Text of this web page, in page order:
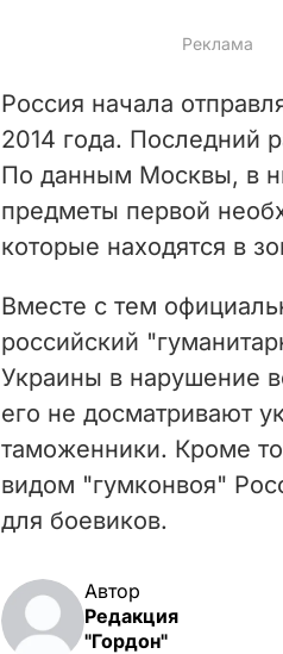
Россия начала
2014 года. Последний
По данным Москвы, в
предметы первой
которые находятся в
Вместе с тем
российский
Украины в нарушение
его не досматривают
таможенники. Кроме
видом "гумконвоя"
для боевиков.
Автор
Редакция
"Гордон"